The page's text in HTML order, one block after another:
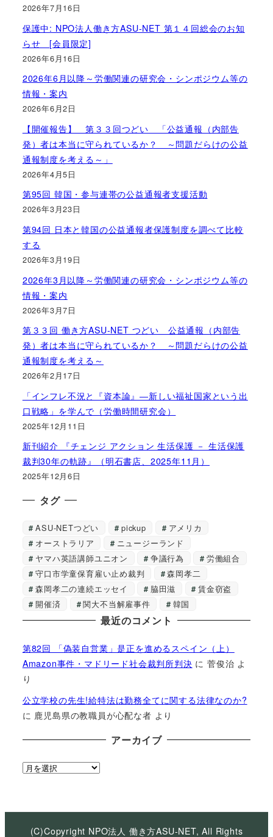
2026年7月16日
保護中: NPO法人働き方ASU-NET 第１４回総会のお知
らせ [会員限定]
2026年6月16日
2026年6月以降～労働関連の研究会・シンポジウム等の
情報・案内
2026年6月2日
【開催報告】 第３３回つどい 「公益通報（内部告
発）者は本当に守られているか？ ～問題だらけの公益
通報制度を考える～」
2026年4月5日
第95回 韓国・参与連帯の公益通報者支援活動
2026年3月23日
第94回 日本と韓国の公益通報者保護制度を調べて比較
する
2026年3月19日
2026年3月以降～労働関連の研究会・シンポジウム等の
情報・案内
2026年3月7日
第３３回 働き方ASU-NET つどい 公益通報（内部告
発）者は本当に守られているか？ ～問題だらけの公益
通報制度を考える～
2026年2月17日
「インフレ不況と『資本論』―新しい福祉国家という出
口戦略」を学んで（労働時間研究会）
2025年12月11日
新刊紹介 『チェンジ アクション 生活保護 － 生活保護
裁判30年の軌跡』（明石書店、2025年11月）
2025年12月6日
タグ
ASU-NETつどい pickup
アメリカ
オーストラリア
ニュージーランド
ヤマハ英語講師ユニオン
争議行為
労働組合
守口市学童保育雇い止め裁判
森岡孝二
森岡孝二の連続エッセイ
脇田滋
賃金窃盗
開催済
関大不当解雇事件 韓国
最近のコメント
第82回 「偽装自営業」是正を進めるスペイン（上）
Amazon事件・マドリード社会裁判所判決 に菅俊治 よ
り
公立学校の先生!給特法は勤務全てに関する法律なのか?
に 鹿児島県の教職員が心配な者 より
アーカイブ
ア
イ
(C)Copyright NPO法人 働き方ASU-NET, All Rights